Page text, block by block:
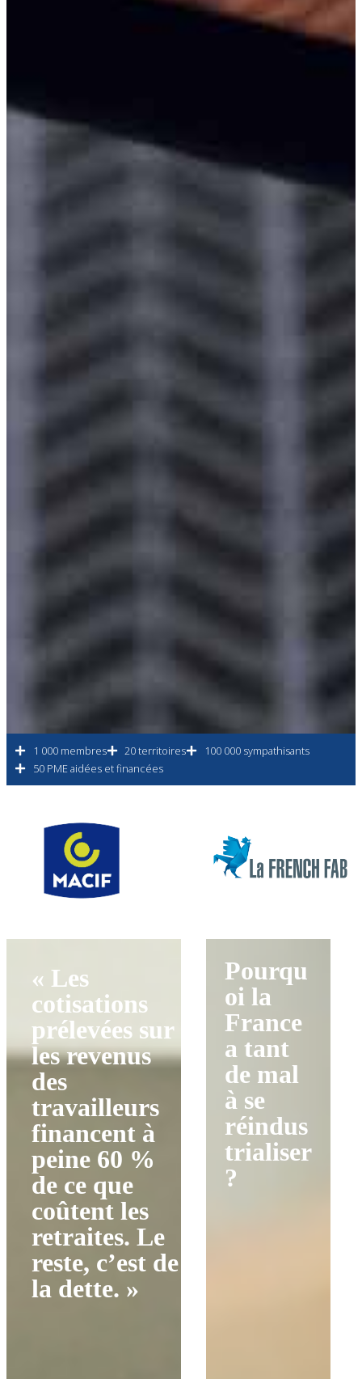
1 000 membres 20 territoires
100 000 sympathisants
50 PME aidées et financées
« Les
cotisations
prélevées sur
les revenus
des
travailleurs
financent à
peine 60 %
de ce que
coûtent les
retraites. Le
reste, c’est de
la dette. »
Pourqu
oi la
France
a tant
de mal
à se
réindus
trialiser
?